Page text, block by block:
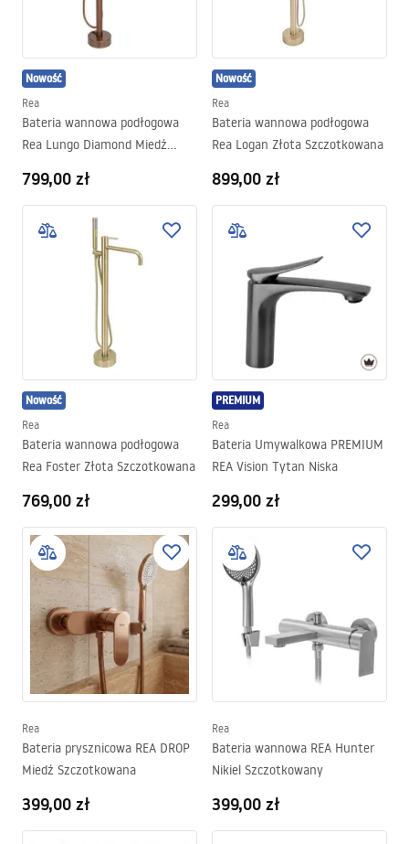
Nowość
Rea
Bateria wannowa podłogowa
Rea Lungo Diamond Miedź
799,00 zł
Nowość
Rea
Bateria wannowa podłogowa
Rea Logan Złota Szczotkowana
899,00 zł
Nowość
Rea
Bateria wannowa podłogowa
Rea Foster Złota Szczotkowana
769,00 zł
PREMIUM
Rea
Bateria Umywalkowa PREMIUM
REA Vision Tytan Niska
299,00 zł
Rea
Bateria prysznicowa REA DROP
Miedź Szczotkowana
399,00 zł
Rea
Bateria wannowa REA Hunter
Nikiel Szczotkowany
399,00 zł